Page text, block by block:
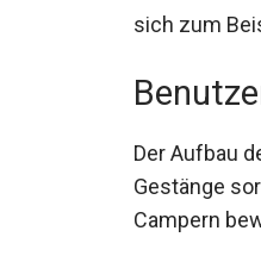
sich zum
Der Aufbau
Pressfit
erfahrenen